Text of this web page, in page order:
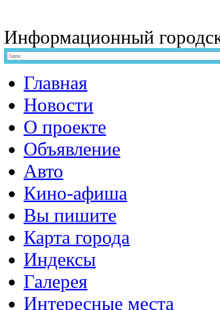
Информационный
Главная
Новости
О проекте
Объявление
Авто
Кино-афиша
Вы пишите
Карта города
Индексы
Галерея
Интересные места